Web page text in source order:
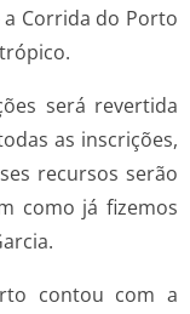
Corrida do Porto
será revertida
as inscrições,
recursos serão
como já fizemos
contou com a